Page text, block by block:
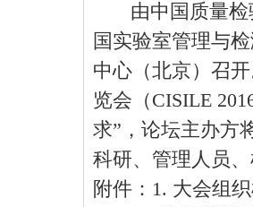
由中国质量检验
国实验室管理与
中心（北京）召
览会（CISILE
求”，论坛主办方
科研、管理人员
附件：1. 大会组